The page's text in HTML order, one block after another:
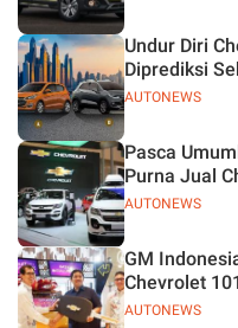
AUTONEWS
Undur Diri
Diprediksi
AUTONEWS
Pasca
Purna Jual
AUTONEWS
GM
Chevrolet